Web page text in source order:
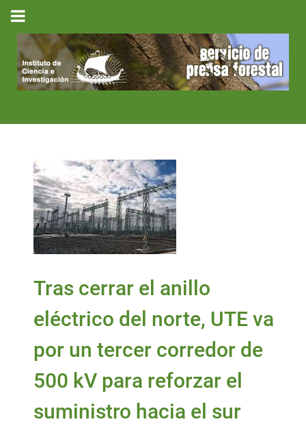
Tras cerrar el anillo
eléctrico del norte, UTE va
por un tercer corredor de
500 kV para reforzar el
suministro hacia el sur